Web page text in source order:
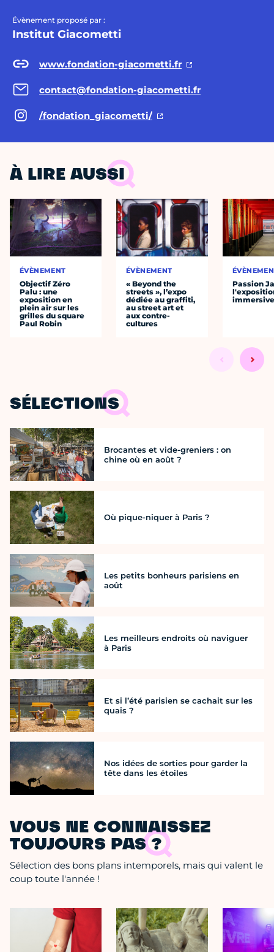
Évènement proposé par :
Institut Giacometti
www.fondation-giacometti.fr
contact@fondation-giacometti.fr
/fondation_giacometti/
À LIRE AUSSI
ÉVÈNEMENT
Objectif Zéro
Palu : une
exposition en
plein air sur les
grilles du square
Paul Robin
ÉVÈNEMENT
« Beyond the
streets », l’expo
dédiée au graffiti,
au street art et
aux contre-
cultures
Passion
SÉLECTIONS
Brocantes et vide-greniers : on
chine où en août ?
Où pique-niquer à Paris ?
Les petits bonheurs parisiens en
août
Les meilleurs endroits où naviguer
à Paris
Et si l’été parisien se cachait sur les
quais ?
Nos idées de sorties pour garder la
tête dans les étoiles
VOUS NE CONNAISSEZ
TOUJOURS PAS ?
Sélection des bons plans intemporels, mais qui valent le
coup toute l'année !